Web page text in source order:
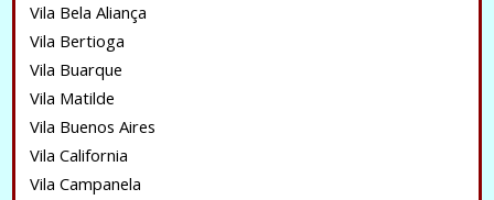
Vila Bela Aliança
Vila Bertioga
Vila Buarque
Vila Matilde
Vila Buenos Aires
Vila California
Vila Campanela